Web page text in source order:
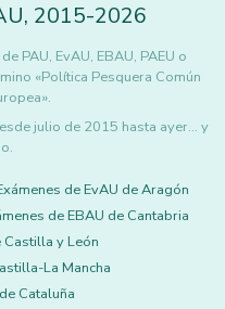
, 2015-2026
PAU, EvAU, EBAU, PAEU o
«Política Pesquera Común
julio de 2015 hasta ayer... y
de EvAU de Aragón
de EBAU de Cantabria
Castilla y León
La Mancha
Cataluña